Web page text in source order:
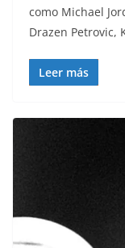
como Michael
Drazen Petrovic,
Leer más